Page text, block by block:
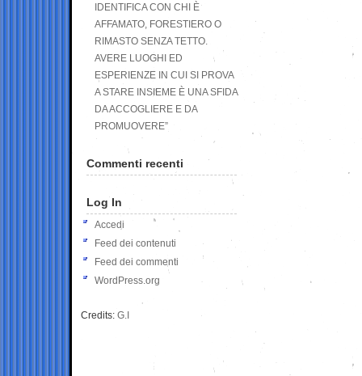
IDENTIFICA CON CHI È
AFFAMATO, FORESTIERO O
RIMASTO SENZA TETTO.
AVERE LUOGHI ED
ESPERIENZE IN CUI SI PROVA
A STARE INSIEME È UNA SFIDA
DA ACCOGLIERE E DA
PROMUOVERE”
Commenti recenti
Log In
Accedi
Feed dei contenuti
Feed dei commenti
WordPress.org
Credits: G.I